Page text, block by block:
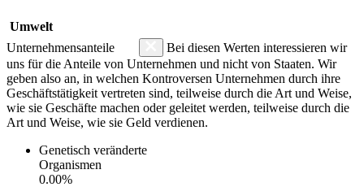
Umwelt
Unternehmensanteile
Bei diesen Werten interessieren wir
uns für die Anteile von Unternehmen und nicht von Staaten. Wir
geben also an, in welchen Kontroversen Unternehmen durch ihre
Geschäftstätigkeit vertreten sind, teilweise durch die Art und Weise,
wie sie Geschäfte machen oder geleitet werden, teilweise durch die
Art und Weise, wie sie Geld verdienen.
Genetisch veränderte
Organismen
0.00%